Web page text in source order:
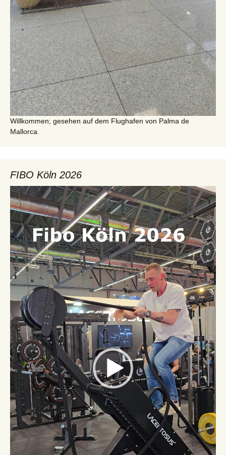
Willkommen; gesehen auf dem Flughafen von Palma de
Mallorca.
FIBO Köln 2026
Video-
Player